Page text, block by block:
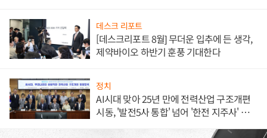
데스크 리포트
[데스크리포트 8월] 무더운 입추에 든 생각,
제약바이오 하반기 훈풍 기대한다
정치
AI시대 맞아 25년 만에 전력산업 구조개편
시동, '발전5사 통합' 넘어 '한전 지주사' 재편